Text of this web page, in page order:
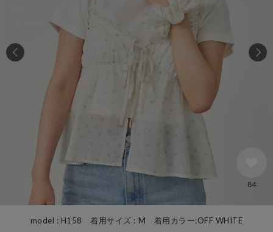
model : H158 着用サイズ : M 着用カラー:OFF WHITE
84